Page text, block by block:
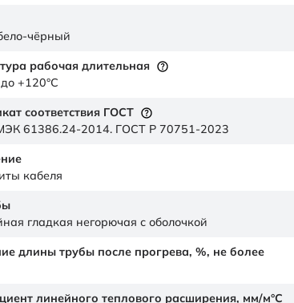
чёрный
рабочая длительная
+120°C
соответствия ГОСТ
61386.24-2014. ГОСТ Р 70751-2023
кабеля
гладкая негорючая с оболочкой
длины трубы после прогрева, %, не более
линейного теплового расширения, мм/м°С